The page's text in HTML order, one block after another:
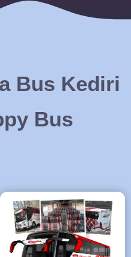
Bus Kediri
Bus